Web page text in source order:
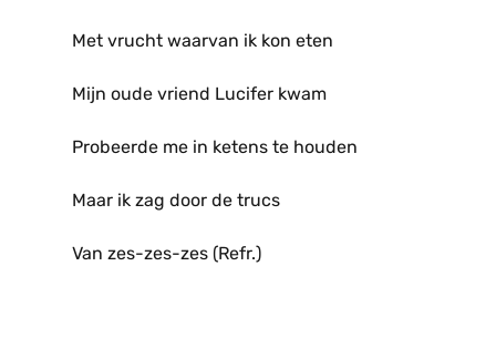
Met vrucht waarvan ik kon eten
Mijn oude vriend Lucifer kwam
Probeerde me in ketens te houden
Maar ik zag door de trucs
Van zes-zes-zes (Refr.)